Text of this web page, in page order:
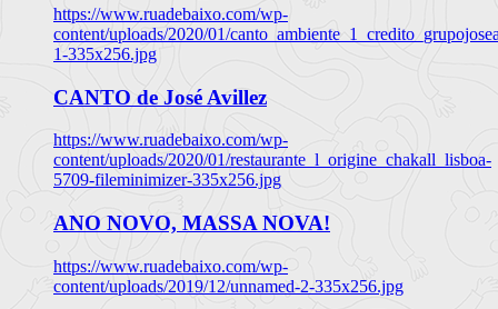
https://www.ruadebaixo.com/wp-
content/uploads/2020/01/
1-335x256.jpg
CANTO de José Avillez
https://www.ruadebaixo.com/wp-
content/uploads/2020/01/restaurante_l_origine_chakall_lisboa-
5709-fileminimizer-335x256.jpg
ANO NOVO, MASSA NOVA!
https://www.ruadebaixo.com/wp-
content/uploads/2019/12/unnamed-2-335x256.jpg